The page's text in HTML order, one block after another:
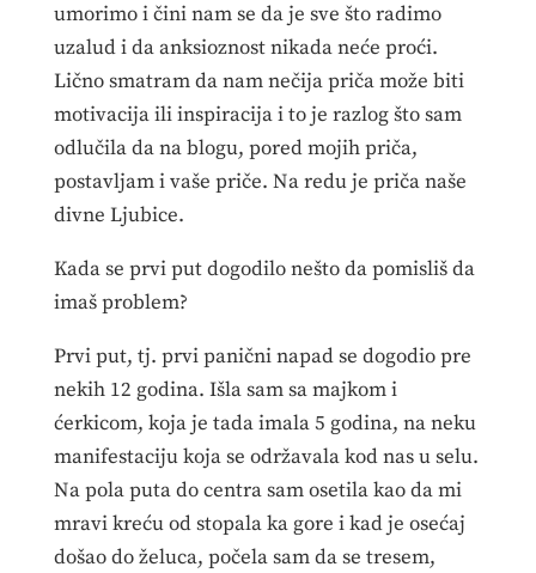
umorimo i čini nam se da je sve što radimo
uzalud i da anksioznost nikada neće proći.
Lično smatram da nam nečija priča može biti
motivacija ili inspiracija i to je razlog što sam
odlučila da na blogu, pored mojih priča,
postavljam i vaše priče. Na redu je priča naše
divne Ljubice.
Kada se prvi put dogodilo nešto da pomisliš da
imaš problem?
Prvi put, tj. prvi panični napad se dogodio pre
nekih 12 godina. Išla sam sa majkom i
ćerkicom, koja je tada imala 5 godina, na neku
manifestaciju koja se održavala kod nas u selu.
Na pola puta do centra sam osetila kao da mi
mravi kreću od stopala ka gore i kad je osećaj
došao do želuca, počela sam da se tresem,